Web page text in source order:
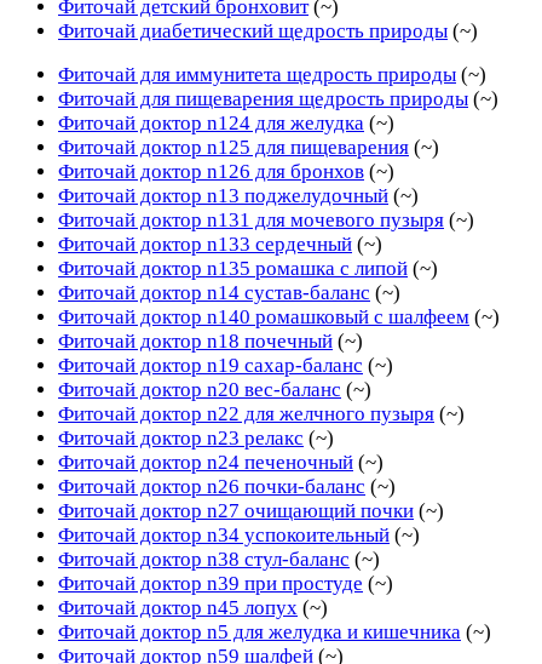
Фиточай детский бронховит (~)
Фиточай диабетический щедрость природы (~)
Фиточай для иммунитета щедрость природы (~)
Фиточай для пищеварения щедрость природы (~)
Фиточай доктор n124 для желудка (~)
Фиточай доктор n125 для пищеварения (~)
Фиточай доктор n126 для бронхов (~)
Фиточай доктор n13 поджелудочный (~)
Фиточай доктор n131 для мочевого пузыря (~)
Фиточай доктор n133 сердечный (~)
Фиточай доктор n135 ромашка с липой (~)
Фиточай доктор n14 сустав-баланс (~)
Фиточай доктор n140 ромашковый с шалфеем (~)
Фиточай доктор n18 почечный (~)
Фиточай доктор n19 сахар-баланс (~)
Фиточай доктор n20 вес-баланс (~)
Фиточай доктор n22 для желчного пузыря (~)
Фиточай доктор n23 релакс (~)
Фиточай доктор n24 печеночный (~)
Фиточай доктор n26 почки-баланс (~)
Фиточай доктор n27 очищающий почки (~)
Фиточай доктор n34 успокоительный (~)
Фиточай доктор n38 стул-баланс (~)
Фиточай доктор n39 при простуде (~)
Фиточай доктор n45 лопух (~)
Фиточай доктор n5 для желудка и кишечника (~)
Фиточай доктор n59 шалфей (~)